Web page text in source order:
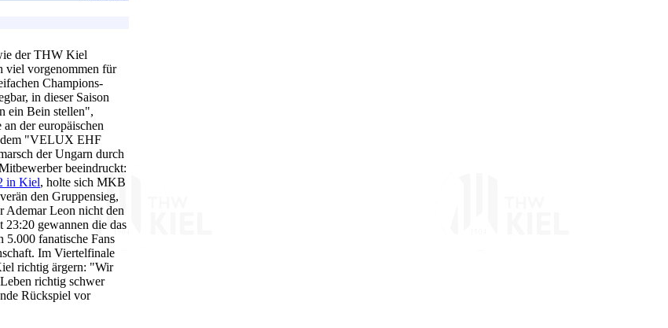
der THW Kiel
viel vorgenommen für
Champions-
in dieser Saison
ein Bein stellen",
der europäischen
dem "VELUX EHF
der Ungarn durch
beeindruckt:
in Kiel, holte sich MKB
den Gruppensieg,
Ademar Leon nicht den
gewannen die das
fanatische Fans
Im Viertelfinale
richtig ärgern: "Wir
richtig schwer
Rückspiel vor